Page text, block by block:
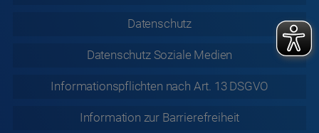
Datenschutz
Datenschutz Soziale Medien
Informationspflichten nach Art. 13 DSGVO
Information zur Barrierefreiheit